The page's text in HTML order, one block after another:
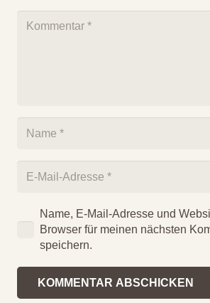
Name, E-Mail-Adresse und
Browser für meinen nächsten
speichern.
KOMMENTAR ABSCHICKEN